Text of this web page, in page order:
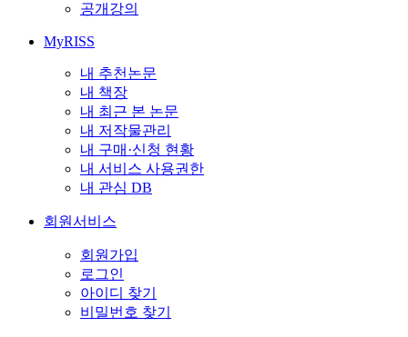
공개강의
MyRISS
내 추천논문
내 책장
내 최근 본 논문
내 저작물관리
내 구매·신청 현황
내 서비스 사용권한
내 관심 DB
회원서비스
회원가입
로그인
아이디 찾기
비밀번호 찾기